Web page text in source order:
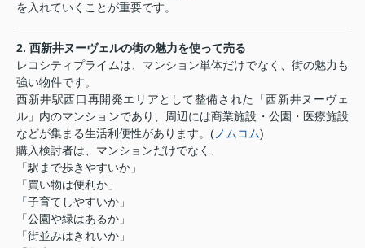
を入れていくことが重要です。
2. 西新井ヌーヴェルの街の魅力を使って売る
レコシティプライムは、マンション単体だけでなく、街の魅力も
強い物件です。
西新井駅西口再開発エリアとして整備された「西新井ヌーヴェ
ル」内のマンションであり、周辺には商業施設・公園・医療施設
などが集まる生活利便性があります。 ( ノムコム)
購入検討者は、マンションだけでなく、
「駅まで歩きやすいか」
「買い物は便利か」
「子育てしやすいか」
「公園や緑はあるか」
「街並みはきれいか」